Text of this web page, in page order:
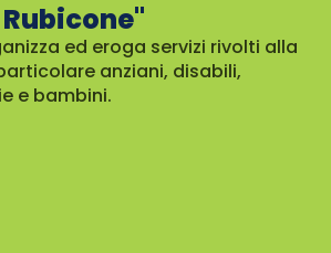
Rubicone"
ed eroga servizi rivolti alla
anziani, disabili,
e bambini.